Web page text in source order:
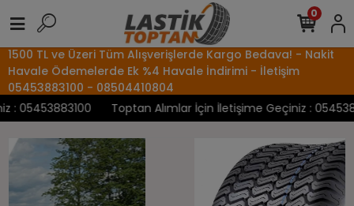
1500 TL ve Üzeri Tüm Alışverişlerde Kargo Bedava! - Nakit
Havale Ödemelerde Ek %4 Havale İndirimi - İletişim
05453883100 - 08504410804
Toptan Alımlar İçin İletişime Geçiniz :
0